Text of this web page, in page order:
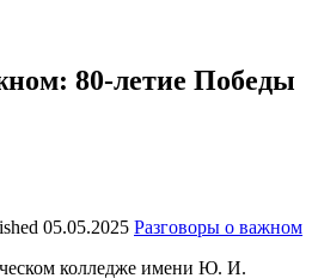
80-летие Победы
05.05.2025 Разговоры о важном
колледже имени Ю. И.